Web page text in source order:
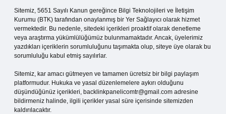
Sitemiz, 5651 Sayılı Kanun gereğince Bilgi Teknolojileri ve İletişim
Kurumu (BTK) tarafından onaylanmış bir Yer Sağlayıcı olarak hizmet
vermektedir. Bu nedenle, sitedeki içerikleri proaktif olarak denetleme
veya araştırma yükümlülüğümüz bulunmamaktadır. Ancak, üyelerimiz
yazdıkları içeriklerin sorumluluğunu taşımakta olup, siteye üye olarak bu
sorumluluğu kabul etmiş sayılırlar.
Sitemiz, kar amacı gütmeyen ve tamamen ücretsiz bir bilgi paylaşım
platformudur. Hukuka ve yasal düzenlemelere aykırı olduğunu
düşündüğünüz içerikleri, backlinkpanelicomtr@gmail.com adresine
bildirmeniz halinde, ilgili içerikler yasal süre içerisinde sitemizden
kaldırılacaktır.